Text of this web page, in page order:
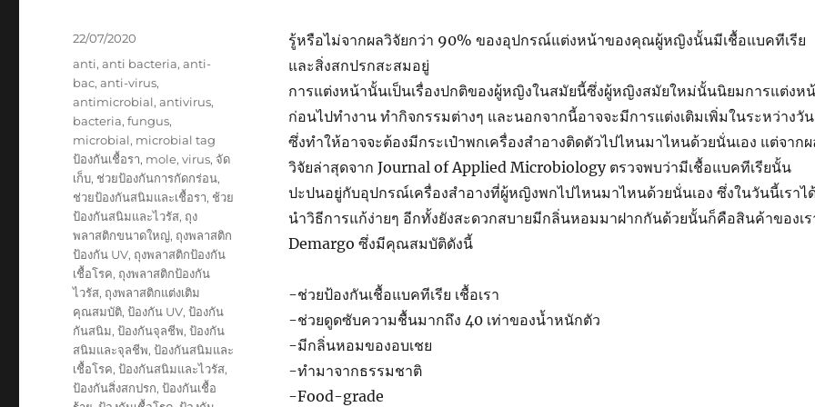
รู้หรือไม่จากผลวิจัยกว่า 90% ของอุปกรณ์แต่งหน้าของคุณผู้หญิงนั้นมีเชื้อแบคทีเรีย
และสิ่งสกปรกสะสมอยู่
การแต่งหน้านั้นเป็นเรื่องปกติของผู้หญิงในสมัยนี้ซึ่งผู้หญิงสมัยใหม่นั้นนิยมการแต่งห
ก่อนไปทำงาน ทำกิจกรรมต่างๆ และนอกจากนี้อาจจะมีการแต่งเติมเพิ่มในระหว่างวัน
ซึ่งทำให้อาจจะต้องมีกระเป๋าพกเครื่องสำอางติดตัวไปไหนมาไหนด้วยนั่นเอง แต่จากผ
วิจัยล่าสุดจาก Journal of Applied Microbiology ตรวจพบว่ามีเชื้อแบคทีเรียนั้น
ปะปนอยู่กับอุปกรณ์เครื่องสำอางที่ผู้หญิงพกไปไหนมาไหนด้วยนั่นเอง ซึ่งในวันนี้เราไ
นำวิธีการแก้ง่ายๆ อีกทั้งยังสะดวกสบายมีกลิ่นหอมมาฝากกันด้วยนั้นก็คือสินค้าของเร
Demargo ซึ่งมีคุณสมบัติดังนี้
-ช่วยป้องกันเชื้อแบคทีเรีย เชื้อเรา
-ช่วยดูดซับความชื้นมากถึง 40 เท่าของน้ำหนักตัว
-มีกลิ่นหอมของอบเชย
-ทำมาจากธรรมชาติ
-Food-grade
Posted
22/07/2020
Tags
anti,anti bacteria,anti-
bac,anti-virus,
antimicrobial,antivirus,
bacteria,fungus,
microbial, microbial tag
ป้องกันเชื้อรา, mole,virus, จัด
เก็บ, ช่วยป้องกันการกัดกร่อน,
ช่วยป้องกันสนิมและเชื้อรา, ช้วย
ป้องกันสนิมและไวรัส, ถุง
พลาสติกขนาดใหญ่, ถุงพลาสติก
ป้องกัน UV, ถุงพลาสติกป้องกัน
เชื้อโรค, ถุงพลาสติกป้องกัน
ไวรัส, ถุงพลาสติกแต่งเติม
คุณสมบัติ,ป้องกัน UV,ป้องกัน
กันสนิม,ป้องกันจุลชีพ,ป้องกัน
สนิมและจุลชีพ,ป้องกันสนิมและ
เชื้อโรค,ป้องกันสนิมและไวรัส,
ป้องกันสิ่งสกปรก,ป้องกันเชื้อ